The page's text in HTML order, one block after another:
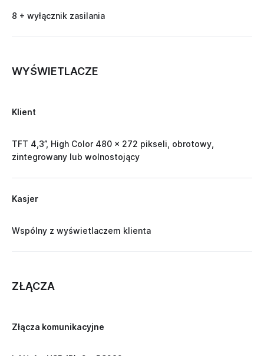
8 + wyłącznik zasilania
WYŚWIETLACZE
Klient
TFT 4,3”, High Color 480 x 272 pikseli, obrotowy,
zintegrowany lub wolnostojący
Kasjer
Wspólny z wyświetlaczem klienta
ZŁĄCZA
Złącza komunikacyjne